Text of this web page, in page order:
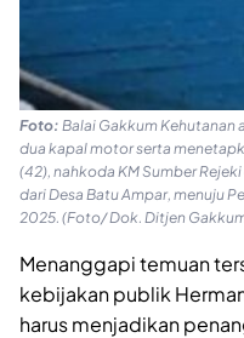
Foto: Balai Gakkum Kehutanan
dua kapal motor serta
(42), nahkoda KM Sumber
dari Desa Batu Ampar, menuju
2025. (Foto/ Dok. Ditjen
Menanggapi temuan
kebijakan publik
harus menjadikan